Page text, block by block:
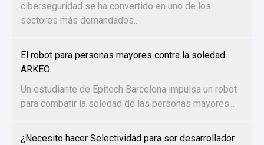
ciberseguridad se ha convertido en uno de los
sectores más demandados...
El robot para personas mayores contra la soledad
ARKEO
Un estudiante de Epitech Barcelona impulsa un robot
para combatir la soledad de las personas mayores...
¿Necesito hacer Selectividad para ser desarrollador